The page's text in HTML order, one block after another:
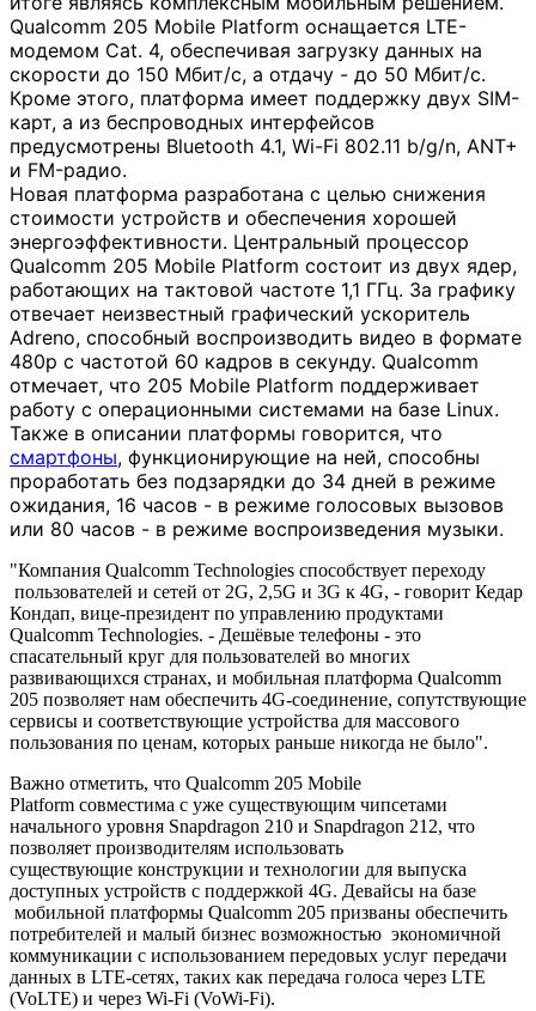
Qualcomm 205 Mobile Platform оснащается LTE-
модемом Cat. 4, обеспечивая загрузку данных на
скорости до 150 Мбит/с, а отдачу - до 50 Мбит/с.
Кроме этого, платформа имеет поддержку двух SIM-
карт, а из беспроводных интерфейсов
предусмотрены Bluetooth 4.1, Wi-Fi 802.11 b/g/n, ANT+
и FM-радио.
Новая платформа разработана с целью снижения
стоимости устройств и обеспечения хорошей
энергоэффективности. Центральный процессор
Qualcomm 205 Mobile Platform состоит из двух ядер,
работающих на тактовой частоте 1,1 ГГц. За графику
отвечает неизвестный графический ускоритель
Adreno, способный воспроизводить видео в формате
480p с частотой 60 кадров в секунду. Qualcomm
отмечает, что 205 Mobile Platform поддерживает
работу с операционными системами на базе Linux.
Также в описании платформы говорится, что
смартфоны, функционирующие на ней, способны
проработать без подзарядки до 34 дней в режиме
ожидания, 16 часов - в режиме голосовых вызовов
или 80 часов - в режиме воспроизведения музыки.
"Компания Qualcomm Technologies способствует переходу
пользователей и сетей от 2G, 2,5G и 3G к 4G, - говорит Кедар
Кондап, вице-президент по управлению продуктами
Qualcomm Technologies. - Дешёвые телефоны - это
спасательный круг для пользователей во многих
развивающихся странах, и мобильная платформа Qualcomm
205 позволяет нам обеспечить 4G-соединение, сопутствующие
сервисы и соответствующие устройства для массового
пользования по ценам, которых раньше никогда не было".
Важно отметить, что Qualcomm 205 Mobile
Platform совместима с уже существующим чипсетами
начального уровня Snapdragon 210 и Snapdragon 212, что
позволяет производителям использовать
существующие конструкции и технологии для выпуска
доступных устройств с поддержкой 4G. Девайсы на базе
мобильной платформы Qualcomm 205 призваны обеспечить
потребителей и малый бизнес возможностью экономичной
коммуникации с использованием передовых услуг передачи
данных в LTE-сетях, таких как передача голоса через LTE
(VoLTE) и через Wi-Fi (VoWi-Fi).